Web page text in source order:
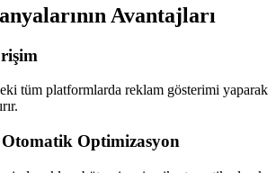
Avantajları
tüm platformlarda reklam gösterimi yaparak
Otomatik Optimizasyon